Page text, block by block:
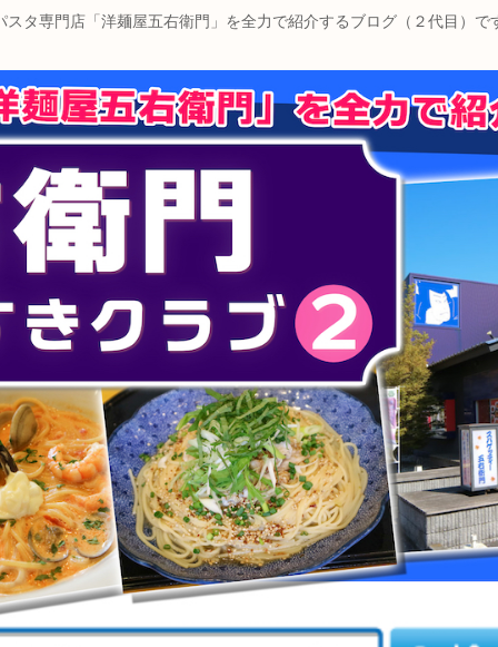
スタ専門店「洋麺屋五右衛門」を全力で紹介するブログ（２代目）で